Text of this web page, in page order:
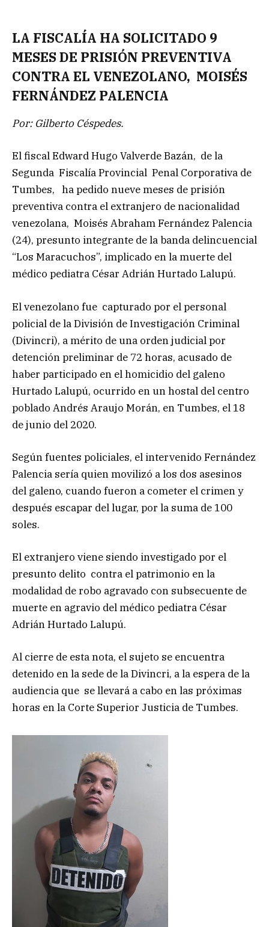
LA FISCALÍA HA SOLICITADO 9
MESES DE PRISIÓN PREVENTIVA
CONTRA EL VENEZOLANO, MOISÉS
FERNÁNDEZ PALENCIA
Por: Gilberto Céspedes.
El fiscal Edward Hugo Valverde Bazán, de la
Segunda Fiscalía Provincial Penal Corporativa de
Tumbes, ha pedido nueve meses de prisión
preventiva contra el extranjero de nacionalidad
venezolana, Moisés Abraham Fernández Palencia
(24), presunto integrante de la banda delincuencial
“Los Maracuchos”, implicado en la muerte del
médico pediatra César Adrián Hurtado Lalupú.
El venezolano fue capturado por el personal
policial de la División de Investigación Criminal
(Divincri), a mérito de una orden judicial por
detención preliminar de 72 horas, acusado de
haber participado en el homicidio del galeno
Hurtado Lalupú, ocurrido en un hostal del centro
poblado Andrés Araujo Morán, en Tumbes, el 18
de junio del 2020.
Según fuentes policiales, el intervenido Fernández
Palencia sería quien movilizó a los dos asesinos
del galeno, cuando fueron a cometer el crimen y
después escapar del lugar, por la suma de 100
soles.
El extranjero viene siendo investigado por el
presunto delito contra el patrimonio en la
modalidad de robo agravado con subsecuente de
muerte en agravio del médico pediatra César
Adrián Hurtado Lalupú.
Al cierre de esta nota, el sujeto se encuentra
detenido en la sede de la Divincri, a la espera de la
audiencia que se llevará a cabo en las próximas
horas en la Corte Superior Justicia de Tumbes.